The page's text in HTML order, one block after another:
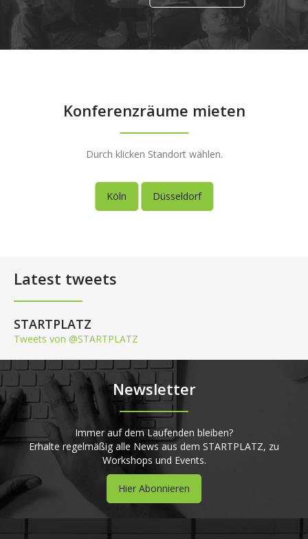
Konferenzräume mieten
Durch klicken Standort wählen.
Köln Düsseldorf
Latest tweets
STARTPLATZ
Tweets von @STARTPLATZ
Newsletter
Immer auf dem Laufenden bleiben?
Erhalte regelmäßig alle News aus dem STARTPLATZ, zu
Workshops und Events.
Hier Abonnieren